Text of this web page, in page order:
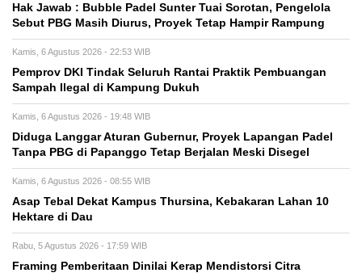
Hak Jawab : Bubble Padel Sunter Tuai Sorotan, Pengelola
Sebut PBG Masih Diurus, Proyek Tetap Hampir Rampung
Kamis, 6 Agustus 2026 - 22:53 WIB
Pemprov DKI Tindak Seluruh Rantai Praktik Pembuangan
Sampah Ilegal di Kampung Dukuh
Kamis, 6 Agustus 2026 - 19:48 WIB
Diduga Langgar Aturan Gubernur, Proyek Lapangan Padel
Tanpa PBG di Papanggo Tetap Berjalan Meski Disegel
Kamis, 6 Agustus 2026 - 08:55 WIB
Asap Tebal Dekat Kampus Thursina, Kebakaran Lahan 10
Hektare di Dau
Rabu, 5 Agustus 2026 - 17:59 WIB
Framing Pemberitaan Dinilai Kerap Mendistorsi Citra